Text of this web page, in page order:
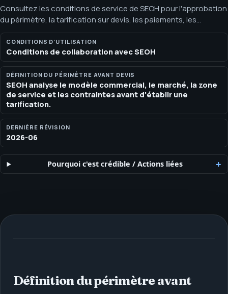
Consultez les conditions de service de SEOH pour l'approbation
du périmètre, la tarification sur devis, les paiements, les
responsabilités de livraison, la propriété intellectuelle et les
limites de responsabilité. Ces conditions précisent la façon
dont SEOH traite les demandes en contact direct, les
propositions scoped, la confidentialité white-label, le travail
marketing à l'ère de l'IA et les services soumis à des contraintes
de conformité.
CONDITIONS D’UTILISATION
Conditions de collaboration avec SEOH
DÉFINITION DU PÉRIMÈTRE AVANT DEVIS
SEOH analyse le modèle commercial, le marché, la zone
de service et les contraintes avant d'établir une
tarification.
DERNIÈRE RÉVISION
2026-06
Pourquoi c'est crédible /Actions liées
Définition du périmètre avant